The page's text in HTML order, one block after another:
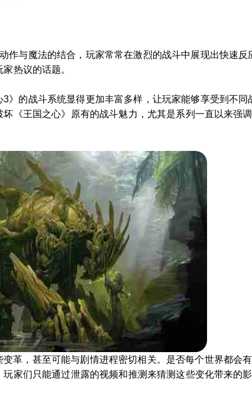
作与魔法的结合，玩家常常在激烈的战斗中展现出快速
热议的话题。
》的战斗系统显得更加丰富多样，让玩家能够享受到不
《王国之心》原有的战斗魅力，尤其是系列一直以来强
革，甚至可能与剧情进程密切相关。是否每个世界都会
家们只能通过泄露的视频和推测来猜测这些变化带来的影